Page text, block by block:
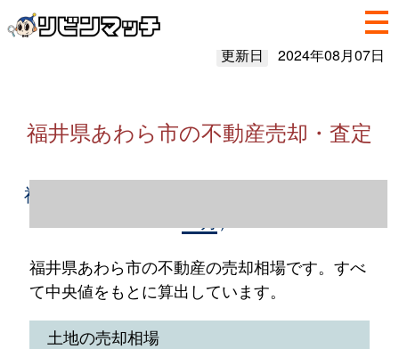
更新日 2024年08月07日
福井県あわら市の不動産売却・査定
福井県あわら市の不動産売却情報（2023年1
福井県あわら市の不動産の売却相場です。すべ
て中央値をもとに算出しています。
土地の売却相場